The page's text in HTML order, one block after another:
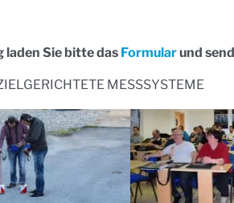
laden Sie bitte das Formularund
MESSSYSTEME